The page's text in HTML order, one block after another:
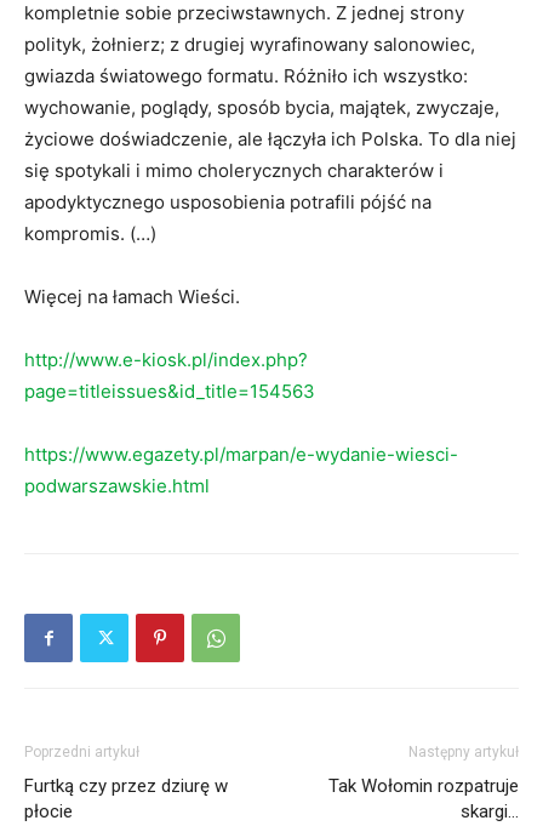
kompletnie sobie przeciwstawnych. Z jednej strony
polityk, żołnierz; z drugiej wyrafinowany salonowiec,
gwiazda światowego formatu. Różniło ich wszystko:
wychowanie, poglądy, sposób bycia, majątek, zwyczaje,
życiowe doświadczenie, ale łączyła ich Polska. To dla niej
się spotykali i mimo cholerycznych charakterów i
apodyktycznego usposobienia potrafili pójść na
kompromis. (…)
Więcej na łamach Wieści.
http://www.e-kiosk.pl/index.php?
page=titleissues&id_title=154563
https://www.egazety.pl/marpan/e-wydanie-wiesci-
podwarszawskie.html
Poprzedni artykuł
Furtką czy przez dziurę w
płocie
Następny artykuł
Tak Wołomin rozpatruje
skargi…